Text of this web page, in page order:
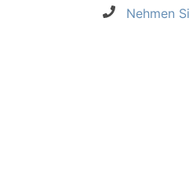
Nehmen